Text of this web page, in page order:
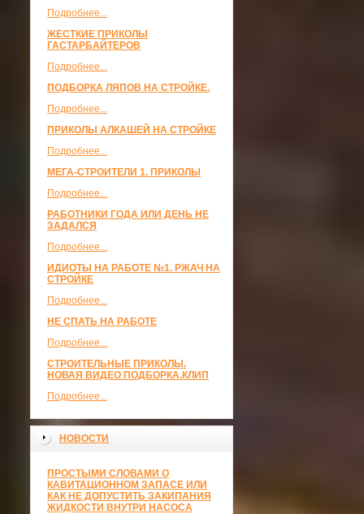
Подробнее...
ЖЕСТКИЕ ПРИКОЛЫ
ГАСТАРБАЙТЕРОВ
Подробнее...
ПОДБОРКА ЛЯПОВ НА СТРОЙКЕ.
Подробнее...
ПРИКОЛЫ АЛКАШЕЙ НА СТРОЙКЕ
Подробнее...
МЕГА-СТРОИТЕЛИ 1. ПРИКОЛЫ
Подробнее...
РАБОТНИКИ ГОДА ИЛИ ДЕНЬ НЕ
ЗАДАЛСЯ
Подробнее...
ИДИОТЫ НА РАБОТЕ №1. РЖАЧ НА
СТРОЙКЕ
Подробнее...
НЕ СПАТЬ НА РАБОТЕ
Подробнее...
СТРОИТЕЛЬНЫЕ ПРИКОЛЫ.
НОВАЯ ВИДЕО ПОДБОРКА.КЛИП
Подробнее...
НОВОСТИ
ПРОСТЫМИ СЛОВАМИ О
КАВИТАЦИОННОМ ЗАПАСЕ ИЛИ
КАК НЕ ДОПУСТИТЬ ЗАКИПАНИЯ
ЖИДКОСТИ ВНУТРИ НАСОСА